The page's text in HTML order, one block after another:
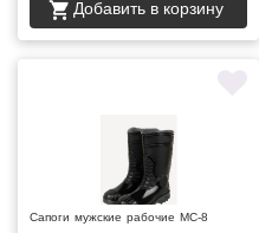
Добавить в корзину
Сапоги мужские рабочие МС-8